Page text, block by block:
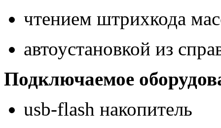
чтением штрихкода
автоустановкой из
Подключаемое
usb-flash накопитель